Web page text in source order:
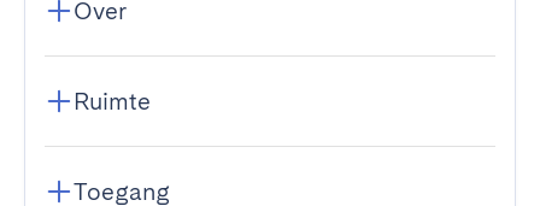
Over
Ruimte
Toegang